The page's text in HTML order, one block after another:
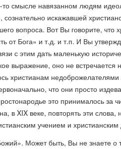
смысле навязанном людям
искажавшей
вопроса. Вот Вы говорите, что
от Бога» и т.д. и т.п. И Вы
с этим дать маленькую
выражение, оно не встречается
христианам недоброжелателями
что они просто
это принималось за
в XIX веке, повторять эти слова,
учением и христианским
Может быть, Вы не знаете о